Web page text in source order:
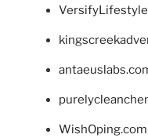
WishOping.com